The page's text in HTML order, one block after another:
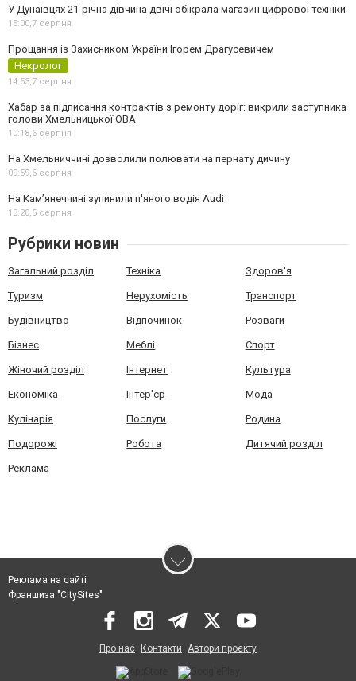
У Дунаївцях 21-річна дівчина двічі обікрала магазин цифрової техніки
15:00,7 серпня
Прощання із Захисником України Ігорем Драгусевичем
Некролог
14:53,7 серпня
Хабар за підписання контрактів з ремонту доріг: викрили заступника
голови Хмельницької ОВА
10:18,6 серпня
На Хмельниччині дозволили полювати на пернату дичину
09:59,6 серпня
На Камʼянеччині зупинили п'яного водія Audi
13:20,5 серпня
Рубрики новин
Загальний розділ Техніка Здоров'я
Туризм Нерухомість Транспорт
Будівництво Відпочинок Розваги
Бізнес Меблі Спорт
Жіночий розділ Інтернет Культура
Економіка Інтер'єр Мода
Кулінарія Послуги Родина
Подорожі Робота Дитячий розділ
Реклама
Реклама на сайті
Франшиза "CitySites"
Про нас Контакти Автори проєкту